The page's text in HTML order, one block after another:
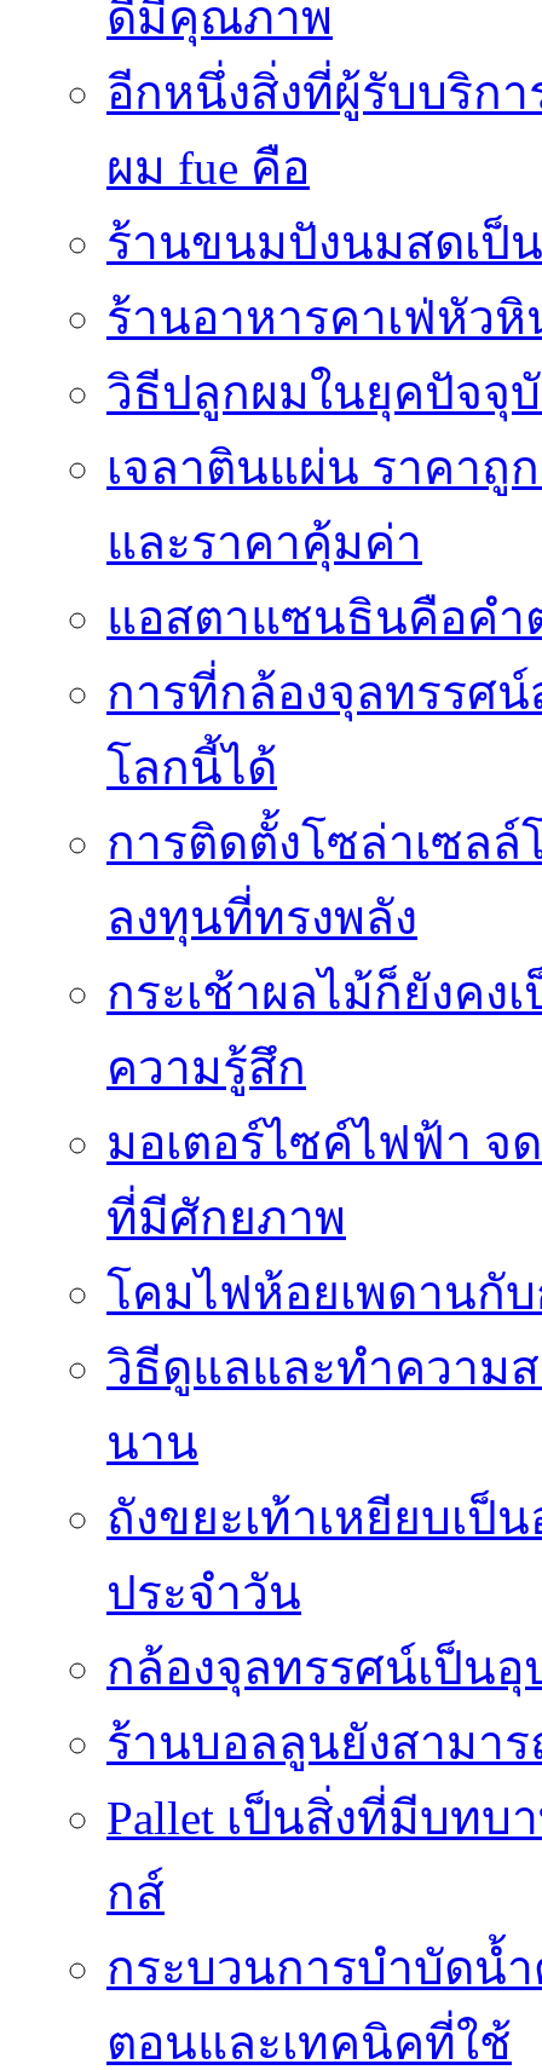
ดีมีคุณภาพ
อีกหนึ่งสิ่งที่ผู้รับบริก
ผม fue คือ
ร้านขนมปังนมสดเป็
ร้านอาหารคาเฟ่หัว
วิธีปลูกผมในยุคปัจจุ
เจลาตินแผ่น ราคาถู
และราคาคุ้มค่า
แอสตาแซนธินคือค
การที่กล้องจุลทรรศ
โลกนี้ได้
การติดตั้งโซล่าเซลล์
ลงทุนที่ทรงพลัง
กระเช้าผลไม้ก็ยังคง
ความรู้สึก
มอเตอร์ไซค์ไฟฟ้า จ
ที่มีศักยภาพ
โคมไฟห้อยเพดานกั
วิธีดูแลและทำความ
นาน
ถังขยะเท้าเหยียบเ
ประจำวัน
กล้องจุลทรรศน์เป็น
ร้านบอลลูนยังสามาร
Pallet เป็นสิ่งที่มีบท
กส์
กระบวนการบำบัดน้
ตอนและเทคนิคที่ใช้